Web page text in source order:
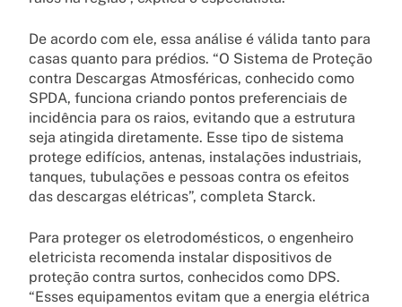
De acordo com ele, essa análise é válida tanto para
casas quanto para prédios. “O Sistema de Proteção
contra Descargas Atmosféricas, conhecido como
SPDA, funciona criando pontos preferenciais de
incidência para os raios, evitando que a estrutura
seja atingida diretamente. Esse tipo de sistema
protege edifícios, antenas, instalações industriais,
tanques, tubulações e pessoas contra os efeitos
das descargas elétricas”, completa Starck.
Para proteger os eletrodomésticos, o engenheiro
eletricista recomenda instalar dispositivos de
proteção contra surtos, conhecidos como DPS.
“Esses equipamentos evitam que a energia elétrica